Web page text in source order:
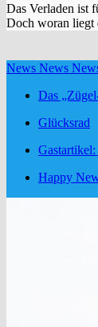
Das Verladen ist
Doch woran liegt
News News
Das
Glücksrad
Happy